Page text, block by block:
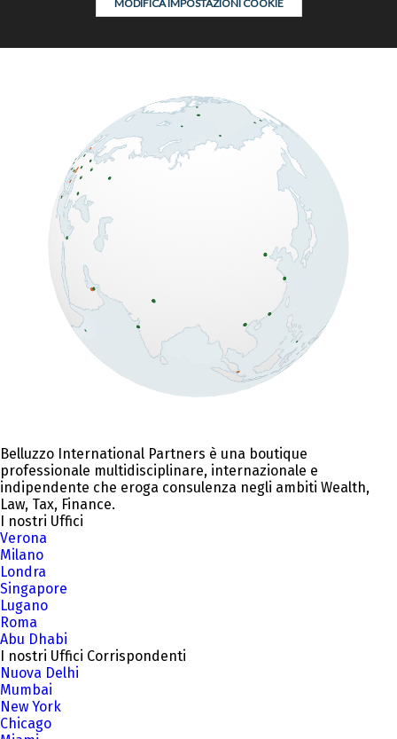
MODIFICA IMPOSTAZIONI COOKIE
Belluzzo International Partners è una boutique
professionale multidisciplinare, internazionale e
indipendente che eroga consulenza negli ambiti Wealth,
Law, Tax, Finance.
I nostri Uffici
Verona
Milano
Londra
Singapore
Lugano
Roma
Abu Dhabi
I nostri Uffici Corrispondenti
Nuova Delhi
Mumbai
New York
Chicago